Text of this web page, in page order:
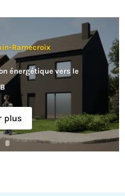
Ramecroix
énergétique vers le
plus